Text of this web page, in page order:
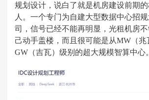
规划设计，说白了就是机房建设前期
人。一个专门为自建大型数据中心招
司，信号已经不能再明显，光租机房
己动手盖楼，而且很可能是从MW（兆
GW（吉瓦）级别的超大规模智算中心。